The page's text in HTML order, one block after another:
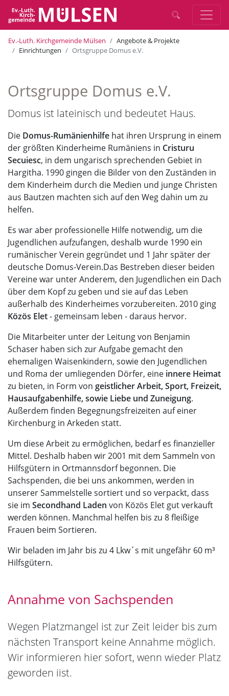
Ev.-Luth. Kirchgemeinde Mülsen
Angebote & Projekte
Einrichtungen
Ortsgruppe Domus e.V.
Ortsgruppe Domus e.V.
Domus ist lateinisch und bedeutet Haus.
Die Domus-Rumänienhilfe hat ihren Ursprung in einem
der größten Kinderheime Rumäniens in Cristuru
Secuiesc, in dem ungarisch sprechenden Gebiet in
Hargitha. 1990 gingen die Bilder von den Zuständen in
dem Kinderheim durch die Medien und junge Christen
aus Bautzen machten sich auf den Weg dahin um zu
helfen.
Es war aber professionelle Hilfe notwendig, um die
Jugendlichen aufzufangen, deshalb wurde 1990 ein
rumänischer Verein gegründet und 1 Jahr später der
deutsche Domus-Verein.Das Bestreben dieser beiden
Vereine war unter Anderem, den Jugendlichen ein Dach
über dem Kopf zu geben und sie auf das Leben
außerhalb des Kinderheimes vorzubereiten. 2010 ging
Közös Elet- gemeinsam leben - daraus hervor.
Die Mitarbeiter unter der Leitung von Benjamin
Schaser haben sich zur Aufgabe gemacht den
ehemaligen Waisenkindern, sowie den Jugendlichen
und Roma der umliegenden Dörfer, eine innere Heimat
zu bieten, in Form von geistlicher Arbeit, Sport, Freizeit,
Hausaufgabenhilfe, sowie Liebe und Zuneigung.
Außerdem finden Begegnungsfreizeiten auf einer
Kirchenburg in Arkeden statt.
Um diese Arbeit zu ermöglichen, bedarf es finanzieller
Mittel. Deshalb haben wir 2001 mit dem Sammeln von
Hilfsgütern in Ortmannsdorf begonnen. Die
Sachspenden, die bei uns ankommen, werden in
unserer Sammelstelle sortiert und so verpackt, dass
sie im Secondhand Laden von Közös Elet gut verkauft
werden können. Manchmal helfen bis zu 8 fleißige
Frauen beim Sortieren.
Wir beladen im Jahr bis zu 4 Lkw´s mit ungefähr 60 m³
Hilfsgütern.
Annahme von Sachspenden
Wegen Platzmangel ist zur Zeit leider bis zum
nächsten Transport keine Annahme möglich.
Wir informieren hier sofort, wenn wieder Platz
geworden iist.